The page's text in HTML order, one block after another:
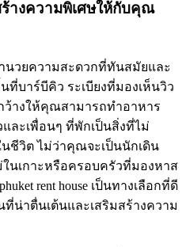
ร้างความพิเศษให้กับคุณ
ำนวยความสะดวกที่ทันสมัยและ
บาร์บีคิว ระเบียงที่มองเห็นวิว
ว้างให้คุณสามารถทำอาหาร
ละเพื่อนๆ ที่พักเป็นสิ่งที่ไม่
ชีวิต ไม่ว่าคุณจะเป็นนักเดิน
นเกาะหรือครอบครัวที่มองหาส
rent house เป็นทางเลือกที่ดี
น่าตื่นเต้นและเสริมสร้างความ